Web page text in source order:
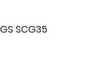
SCG35